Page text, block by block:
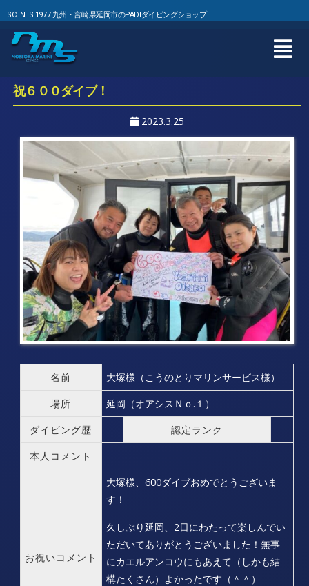
SCENES 1977 九州・宮崎県延岡市のPADIダイビングショップ
祝６００ダイブ！
2023.3.25
名前
大塚様（こうのとりマリンサービス様）
場所
延岡（オアシスＮｏ.１）
ダイビング歴
認定ランク
本人コメント
お祝いコメント
大塚様、600ダイブおめでとうございま
す！
久しぶり延岡、2日にわたって楽しんでい
ただいてありがとうございました！無事
にカエルアンコウにもあえて（しかも結
構たくさん）よかったです（＾＾）